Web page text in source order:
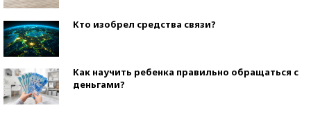
Кто изобрел средства связи?
Как научить ребенка правильно обращаться с
деньгами?